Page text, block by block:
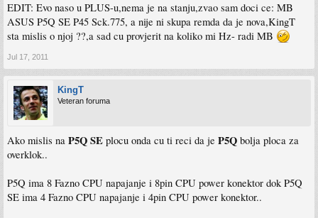
EDIT: Evo naso u PLUS-u,nema je na stanju,zvao sam doci ce: MB
ASUS P5Q SE P45 Sck.775, a nije ni skupa remda da je nova,KingT
sta mislis o njoj ??,a sad cu provjerit na koliko mi Hz- radi MB
Jul 17, 2011
KingT
Veteran foruma
Ako mislis na P5Q SE plocu onda cu ti reci da je P5Q bolja ploca za
overklok..
P5Q ima 8 Fazno CPU napajanje i 8pin CPU power konektor dok P5Q
SE ima 4 Fazno CPU napajanje i 4pin CPU power konektor..